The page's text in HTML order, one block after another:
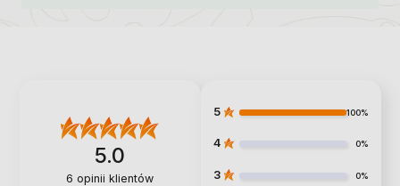
5.0
6 opinii klientów
5 100%
4 0%
3 0%